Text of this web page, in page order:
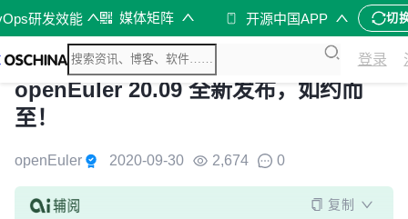
研发效能 媒体矩阵 开源中国APP 切
登录
openEuler 20.09 全新发布，如约而
至！
openEuler 2020-09-30 2,674 0
复制